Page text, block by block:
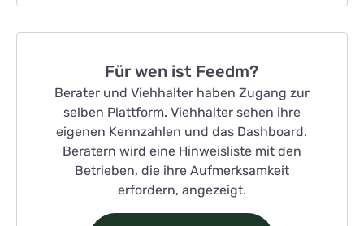
Für wen ist Feedm?
Berater und Viehhalter haben Zugang zur
selben Plattform. Viehhalter sehen ihre
eigenen Kennzahlen und das Dashboard.
Beratern wird eine Hinweisliste mit den
Betrieben, die ihre Aufmerksamkeit
erfordern, angezeigt.